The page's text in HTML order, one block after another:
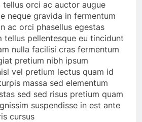
tellus orci ac auctor augue
neque gravida in fermentum
ac orci phasellus egestas
tellus pellentesque eu tincidunt
nulla facilisi cras fermentum
pretium nibh ipsum
vel pretium lectus quam id
massa sed elementum
sed sed risus pretium quam
suspendisse in est ante
cursus